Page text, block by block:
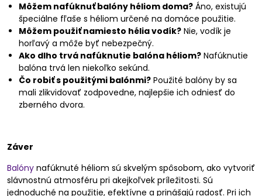
Môžem nafúknuť balóny héliom doma? Áno, existujú
špeciálne fľaše s héliom určené na domáce použitie.
Môžem použiť namiesto hélia vodík? Nie, vodík je
horľavý a môže byť nebezpečný.
Ako dlho trvá nafúknutie balóna héliom? Nafúknutie
balóna trvá len niekoľko sekúnd.
Čo robiť s použitými balónmi? Použité balóny by sa
mali zlikvidovať zodpovedne, najlepšie ich odniesť do
zberného dvora.
Záver
Balóny nafúknuté héliom sú skvelým spôsobom, ako vytvoriť
slávnostnú atmosféru pri akejkoľvek príležitosti. Sú
jednoduché na použitie, efektívne a prinášajú radosť. Pri ich